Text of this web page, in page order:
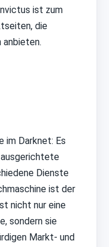
ist zum
die
anbieten.
im Darknet: Es
Dienste
ist der
nicht nur eine
sondern sie
Markt- und